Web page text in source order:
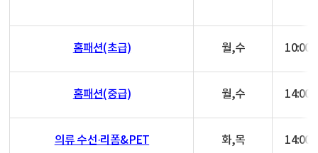
홈패션(초급) 월,수
홈패션(중급) 월,수
의류 수선·리폼&PET 화,목